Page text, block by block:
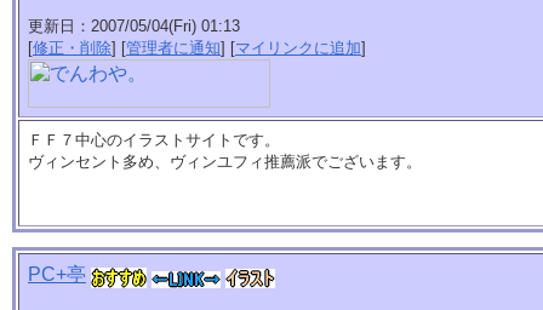
更新日：2007/05/04(Fri) 01:13
[修正・削除] [管理者に通知] [マイリンクに追加]
ＦＦ７中心のイラストサイトです。
ヴィンセント多め、ヴィンユフィ推薦派でございます。
PC+亭